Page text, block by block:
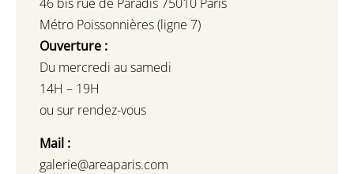
Métro Poissonnières (ligne 7)
Ouverture :
Du mercredi au samedi
14H – 19H
ou sur rendez-vous
Mail :
galerie@areaparis.com